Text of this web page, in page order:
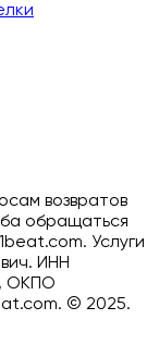
возвратов
обращаться
Услуги
ИНН
ОКПО
© 2025.